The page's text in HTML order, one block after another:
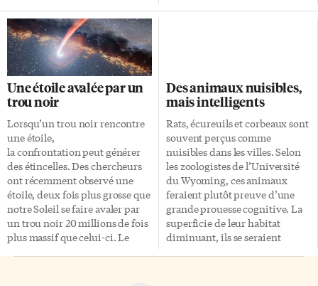
https://www.facebook.com/jeroulepourlavc/videos/
t=13 Il s’agit d’un défi de taille
étant donné que le véhicule de
près d’un siècle est doté d’un
moteur à quatre cylindres de
11 chevaux qui limite la vitesse
moyenne à 50 km/h. Avec une
fiabilité incertaine, le pilote
doit se limiter à seulement
quelques heures de route et
environ […]
des ententes relatives aux
honoraires et le Comité de la
règlementation de la
profession. Il a coprésidé le
Groupe de travail sur les […]
Une étoile avalée par un
trou noir
Lorsqu’un trou noir rencontre
une étoile,
la confrontation peut générer
des étincelles. Des chercheurs
ont récemment observé une
étoile, deux fois plus grosse que
notre Soleil se faire avaler par
un trou noir 20 millions de fois
plus massif que celui-ci. Le
Des animaux nuisibles,
mais intelligents
Rats, écureuils et corbeaux sont
souvent perçus comme
nuisibles dans les villes. Selon
les zoologistes de l’Université
du Wyoming, ces animaux
feraient plutôt preuve d’une
grande prouesse cognitive. La
superficie de leur habitat
diminuant, ils se seraient